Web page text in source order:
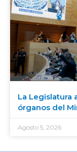
La Legislatura
órganos del
Agosto 5, 2026